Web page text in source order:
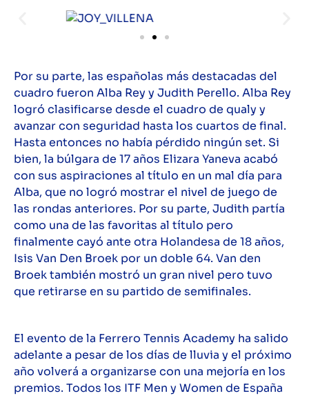
Por su parte, las españolas más destacadas del
cuadro fueron Alba Rey y Judith Perello. Alba Rey
logró clasificarse desde el cuadro de qualy y
avanzar con seguridad hasta los cuartos de final.
Hasta entonces no había pérdido ningún set. Si
bien, la búlgara de 17 años Elizara Yaneva acabó
con sus aspiraciones al título en un mal día para
Alba, que no logró mostrar el nivel de juego de
las rondas anteriores. Por su parte, Judith partía
como una de las favoritas al título pero
finalmente cayó ante otra Holandesa de 18 años,
Isis Van Den Broek por un doble 64. Van den
Broek también mostró un gran nivel pero tuvo
que retirarse en su partido de semifinales.
El evento de la Ferrero Tennis Academy ha salido
adelante a pesar de los días de lluvia y el próximo
año volverá a organizarse con una mejoría en los
premios. Todos los ITF Men y Women de España